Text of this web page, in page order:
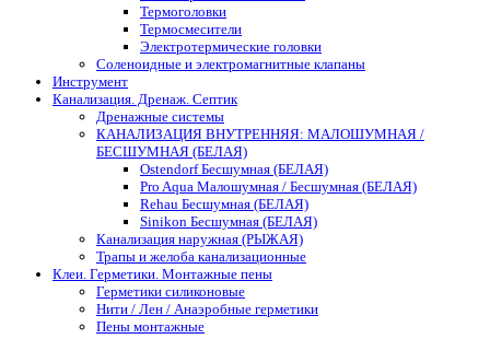
Термоголовки
Термосмесители
Электротермические головки
Соленоидные и электромагнитные клапаны
Инструмент
Канализация. Дренаж. Септик
Дренажные системы
КАНАЛИЗАЦИЯ ВНУТРЕННЯЯ: МАЛОШУМНАЯ /
БЕСШУМНАЯ (БЕЛАЯ)
Ostendorf Бесшумная (БЕЛАЯ)
Pro Aqua Малошумная / Бесшумная (БЕЛАЯ)
Rehau Бесшумная (БЕЛАЯ)
Sinikon Бесшумная (БЕЛАЯ)
Канализация наружная (РЫЖАЯ)
Трапы и желоба канализационные
Клеи. Герметики. Монтажные пены
Герметики силиконовые
Нити / Лен / Анаэробные герметики
Пены монтажные